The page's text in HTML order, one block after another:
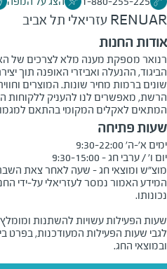
RENUAR עזריאלי תל אביב
אודות החנות
רנואר מספקת מענה מלא לצרכים של
הביגוד, ההנעלה ואביזרי האופנה תוך
שונים ברמות מחיר שונות. המוצרים
הרשת, מאפשרים לנו להעניק ללקוחות
המתאים לאקלים המקומי בהתאם
שעות פתיחה
מוצ"ש ומוצאי חג - שעה לאחר צאת השבת/
המידע האמור נמסר לעזריאלי על-ידי
שעות הפעילות עשויות להשתנות
לגבי שעות הפעילות המעודכנות, בפרט
ובמוצאי החג.